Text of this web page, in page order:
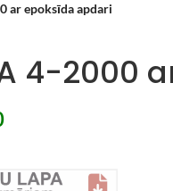
ar epoksīda apdari
4-2000